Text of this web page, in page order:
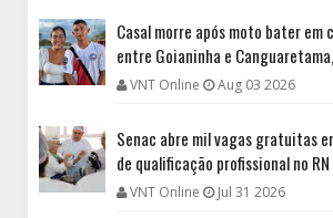
Casal morre após moto bater em
entre Goianinha e
VNT Online Aug 03 2026
Senac abre mil vagas gratuitas
de qualificação profissional no RN
VNT Online Jul 31 2026